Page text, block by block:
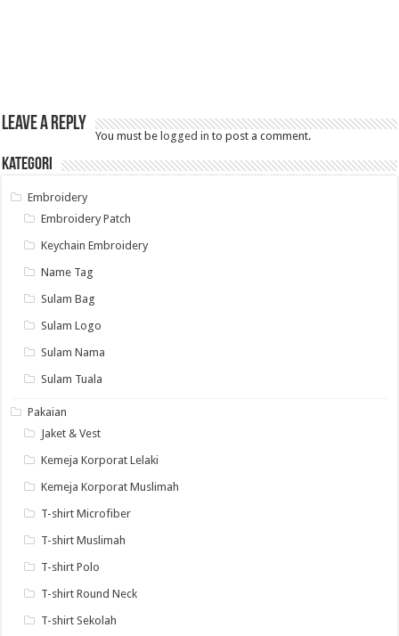
Leave a Reply
You must be logged in to post a comment.
Kategori
Embroidery
Embroidery Patch
Keychain Embroidery
Name Tag
Sulam Bag
Sulam Logo
Sulam Nama
Sulam Tuala
Pakaian
Jaket & Vest
Kemeja Korporat Lelaki
Kemeja Korporat Muslimah
T-shirt Microfiber
T-shirt Muslimah
T-shirt Polo
T-shirt Round Neck
T-shirt Sekolah